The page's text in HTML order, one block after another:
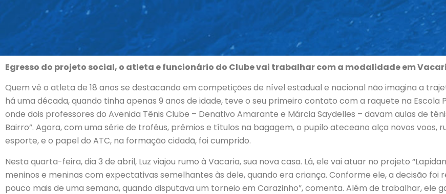
Egresso do projeto social, o atleta e funcionário do Clube vai trabalhar com a modalidade em
Quem vê o atleta de 18 anos se destacando em competições de nível estadual e nacional não imagina a
há uma década, quando tinha apenas 9 anos de idade, teve o seu primeiro contato com a raquete na
onde dois professores do Avenida Tênis Clube – Denativo Amarante e Márcia Saydelles – davam aulas de
Bairro”. Agora, com uma série de troféus, prêmios e títulos na bagagem, o pupilo ateceano alça novos voos,
esporte, e o papel do ATC, na formação cidadã, foi cumprido.
Nesta quarta-feira, dia 3 de abril, Luz viajou rumo à Vacaria, sua nova casa. Lá, ele vai atuar no projeto
meninos e meninas com expectativas semelhantes às dele, quando era criança. Conforme ele, a decisão foi
pouco mais de uma semana, quando disputava um torneio em Carazinho”, comenta. Além de trabalhar, ele